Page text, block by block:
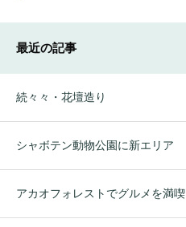
最近の記事
続々々・花壇造り
シャボテン動物公園に新エリア
アカオフォレストでグルメを満喫